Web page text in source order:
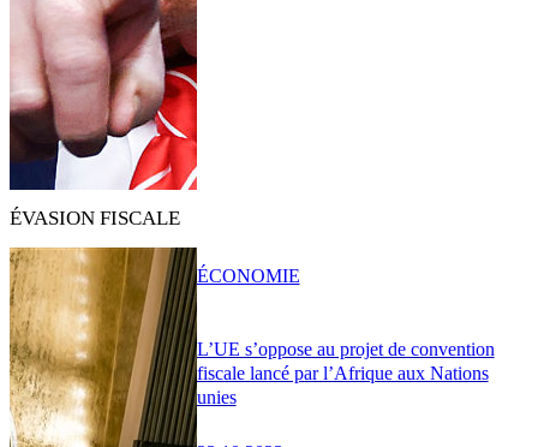
ÉVASION FISCALE
L’UE s’oppose au projet de convention
fiscale lancé par l’Afrique aux Nations
unies
ÉCONOMIE